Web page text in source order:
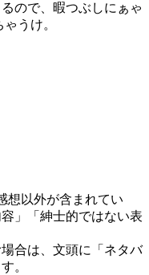
ので、暇つぶしにぁゃ
うけ。
想以外が含まれてい
」「紳士的ではない表
合は、文頭に「ネタバ
。